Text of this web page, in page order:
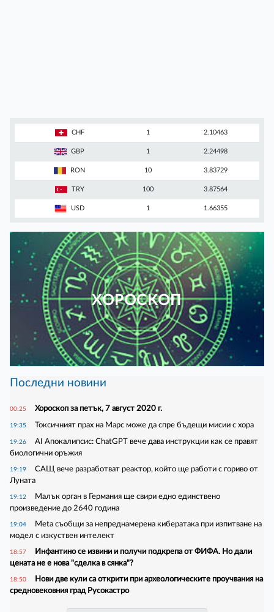
CHF 1 2.10463
GBP 1 2.24498
RON 10 3.83729
TRY 100 3.87564
USD 1 1.66355
ХОРОСКОП
Последни новини
00:25 Хороскоп за петък, 7 август 2020 г.
19:35 Токсичният прах на Марс може да спре бъдещи мисии с хора
19:26
AI Апокалипсис: ChatGPT вече дава инструкции как се правят
биологични оръжия
19:19
САЩ вече разработват реактор, който ще работи с гориво от
Луната
19:12
Малък орган в Германия ще свири едно единствено
произведение до 2640 година
19:04
Meta съобщи за непреднамерена кибератака при изпитване на
модел с изкуствен интелект
18:57
Инфантино се извини и получи подкрепа от ФИФА. Но дали
цената не е нова "сделка в сянка"?
18:50
Нови две кули са открити при археологическите проучвания на
средновековния град Русокастро